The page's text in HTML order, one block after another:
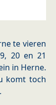
te vieren
20 en 21
in Herne.
komt toch